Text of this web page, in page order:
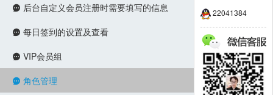
 后台自定义会员注册时需要填写的信息
 每日签到的设置及查看
 VIP会员组
 角色管理
22041384